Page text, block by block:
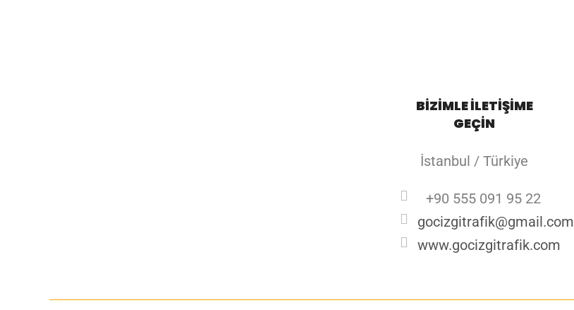
BİZİMLE İLETİŞİME
GEÇİN
İstanbul / Türkiye
+90 555 091 95 22
gocizgitrafik@gmail.com
www.gocizgitrafik.com